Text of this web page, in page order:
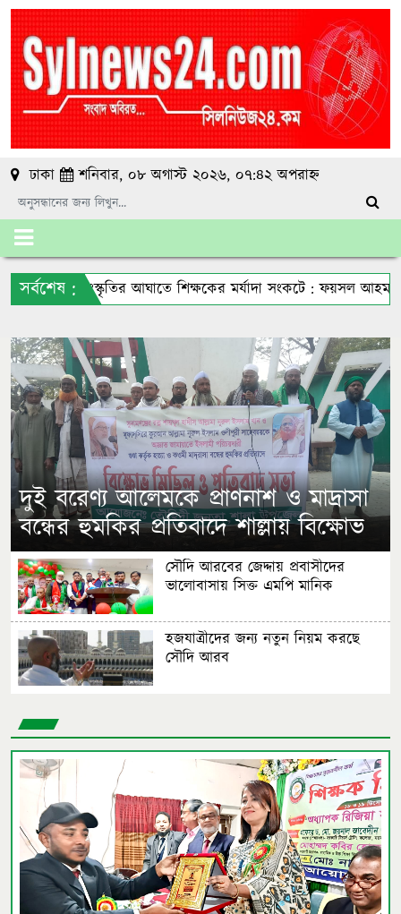
ঢাকা শনিবার, ০৮ অগাস্ট ২০২৬, ০৭:৪২ অপরাহ্ন
সর্বশেষ :
আঘাতে শিক্ষকের মর্যাদা সংকটে : ফয়সল আহমদ বাবুল হাছন
​দুই বরেণ্য আলেমকে প্রাণনাশ ও মাদ্রাসা
বন্ধের হুমকির প্রতিবাদে শাল্লায় বিক্ষোভ
সৌদি আরবের জেদ্দায় প্রবাসীদের
ভালোবাসায় সিক্ত এমপি মানিক
হজযাত্রীদের জন্য নতুন নিয়ম করছে
সৌদি আরব